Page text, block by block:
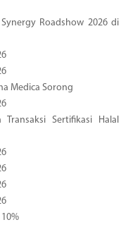
Roadshow 2026 di
Medica Sorong
Sertifikasi Halal